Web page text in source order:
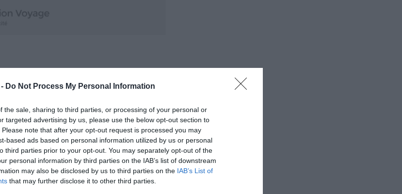
Do Not Process My Personal Information
the sale, sharing to third parties, or processing of your personal or
targeted advertising by us, please use the below opt-out section to
note that after your opt-out request is processed you may
based ads based on personal information utilized by us or personal
third parties prior to your opt-out. You may separately opt-out of the
personal information by third parties on the IAB’s list of downstream
may also be disclosed by us to third parties on the IAB’s List of
that may further disclose it to other third parties.